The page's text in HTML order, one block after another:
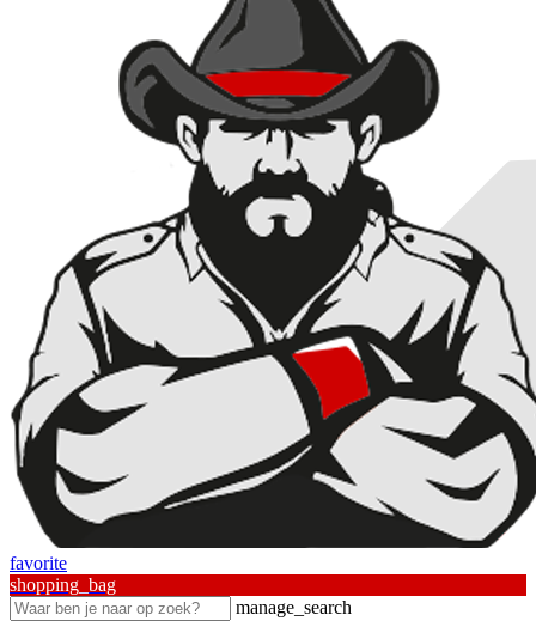
favorite
shopping_bag
manage_search